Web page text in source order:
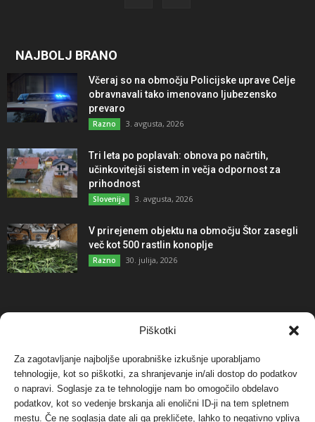
Piškotki
Za zagotavljanje najboljše uporabniške izkušnje uporabljamo
tehnologije, kot so piškotki, za shranjevanje in/ali dostop do podatkov
o napravi. Soglasje za te tehnologije nam bo omogočilo obdelavo
podatkov, kot so vedenje brskanja ali enolični ID-ji na tem spletnem
mestu. Če ne soglasja date ali ga prekličete, lahko to negativno vpliva
NAJBOLJ BRANO
Včeraj so na območju Policijske uprave Celje
obravnavali tako imenovano ljubezensko
prevaro
Razno 3. avgusta, 2026
Tri leta po poplavah: obnova po načrtih,
učinkovitejši sistem in večja odpornost za
prihodnost
Slovenija 3. avgusta, 2026
V prirejenem objektu na območju Štor zasegli
več kot 500 rastlin konoplje
Razno 30. julija, 2026
NAJBOLJ KOMENTIRANO
Protest proti vetrnim elektrarnam na Ojstrici, v
svetu pa vedno bolj...
Dogodki 12. maja, 2017